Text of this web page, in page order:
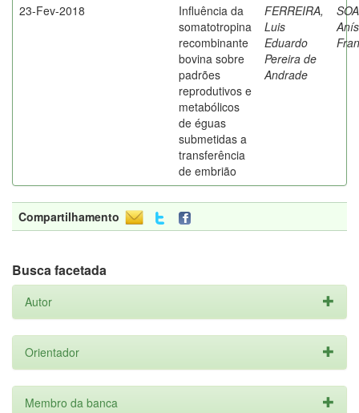
23-Fev-2018
Influência da
somatotropina
recombinante
bovina sobre
padrões
reprodutivos e
metabólicos
de éguas
submetidas a
transferência
de embrião
FERREIRA,
Luis
Eduardo
Pereira de
Andrade
Compartilhamento
Busca facetada
Autor
Orientador
Membro da banca